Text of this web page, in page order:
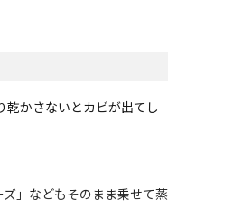
かさないとカビが出てし
」などもそのまま乗せて蒸